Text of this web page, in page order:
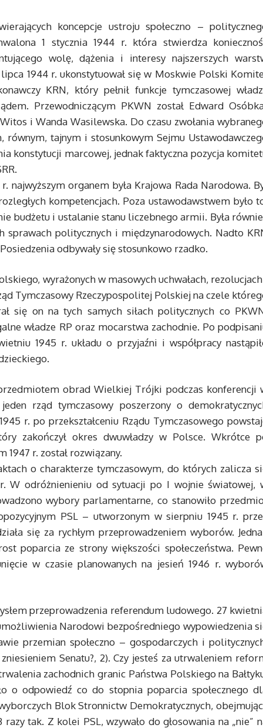
koncepcje ustroju społeczno –
1 stycznia 1944 r. która stwierdza
wolę, dążenia i interesy najszerszych
1944 r. ukonstytuował się w Moskwie Polski
KRN, który pełnił funkcje tymczasowej
Przewodniczącym PKWN został Edward
i Wanda Wasilewska. Do czasu zwołania
równym, tajnym i stosunkowym Sejmu
konstytucji marcowej, jednak faktyczna pozycja
najwyższym organem była Krajowa Rada Narodowa.
kompetencjach. Poza ustawodawstwem było
budżetu i ustalanie stanu liczebnego armii. Była
sprawach politycznych i międzynarodowych. Nadto
odbywały się stosunkowo rzadko.
wyrażonych w masowych uchwałach,
Tymczasowy Rzeczypospolitej Polskiej na czele
się on na tych samych siłach politycznych co
władze RP oraz mocarstwa zachodnie. Po
1945 r. układu o przyjaźni i współpracy
obrad Wielkiej Trójki podczas konferencji
rząd tymczasowy poszerzony o
r. po przekształceniu Rządu Tymczasowego
zakończył okres dwuwładzy w Polsce. Wkrótce
r. został rozwiązany.
o charakterze tymczasowym, do których zalicza
W odróżnienieniu od sytuacji po I wojnie światowej,
wybory parlamentarne, co stanowiło
PSL – utworzonym w sierpniu 1945 r.
się za rychłym przeprowadzeniem wyborów.
poparcia ze strony większości społeczeństwa.
w czasie planowanych na jesień 1946 r.
przeprowadzenia referendum ludowego. 27
Narodowi bezpośredniego wypowiedzenia
przemian społeczno – gospodarczych i
Senatu?, 2). Czy jesteś za utrwaleniem
zachodnich granic Państwa Polskiego na
o odpowiedź co do stopnia poparcia społecznego
Blok Stronnictw Demokratycznych,
razy tak. Z kolei PSL, wzywało do głosowania na „nie”